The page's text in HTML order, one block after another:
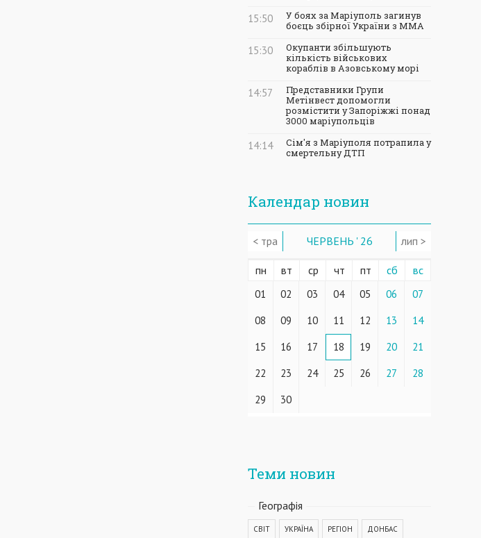
15:50
У боях за Маріуполь загинув
боєць збірної України з ММА
15:30
Окупанти збільшують
кількість військових
кораблів в Азовському морі
14:57
Представники Групи
Метінвест допомогли
розмістити у Запоріжжі понад
3000 маріупольців
14:14
Сім'я з Маріуполя потрапила у
смертельну ДТП
Календар новин
< тра ЧЕРВЕНЬ ' 26 лип >
пн вт ср чт пт сб вс
01 02 03 04 05 06
07
08
09 10 11 12 13
14
15
16 17 18 19 20
21
22
23 24 25 26 27
28
29
30
Теми новин
Географiя
СВІТ УКРАЇНА РЕГІОН ДОНБАС